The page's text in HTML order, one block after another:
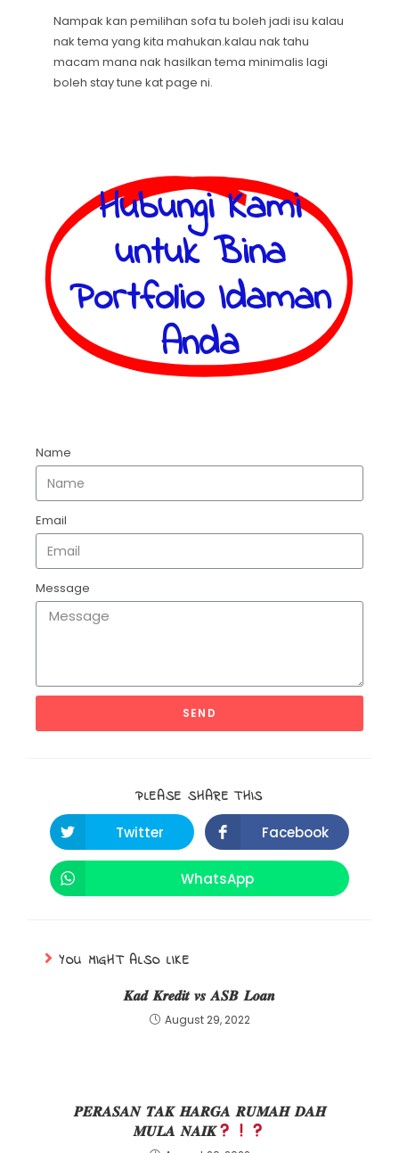
Nampak kan pemilihan sofa tu boleh jadi isu kalau
nak tema yang kita mahukan.kalau nak tahu
macam mana nak hasilkan tema minimalis lagi
boleh stay tune kat page ni.
Hubungi Kami
untuk Bina
Portfolio Idaman
Anda
Name
Email
Message
SEND
PLEASE SHARE THIS
Twitter
Facebook
WhatsApp
YOU MIGHT ALSO LIKE
𝑲𝒂𝒅 𝑲𝒓𝒆𝒅𝒊𝒕 𝒗𝒔 𝑨𝑺𝑩 𝑳𝒐𝒂𝒏
August 29, 2022
𝑷𝑬𝑹𝑨𝑺𝑨𝑵 𝑻𝑨𝑲 𝑯𝑨𝑹𝑮𝑨 𝑹𝑼𝑴𝑨𝑯 𝑫𝑨𝑯
𝑴𝑼𝑳𝑨 𝑵𝑨𝑰𝑲